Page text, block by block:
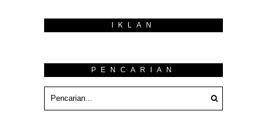
IKLAN
PENCARIAN